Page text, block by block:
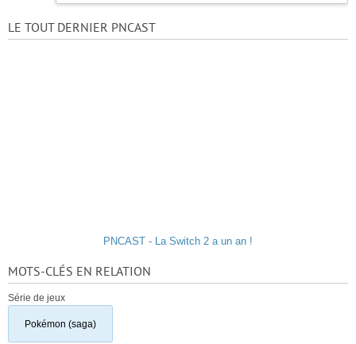
LE TOUT DERNIER PNCAST
PNCAST - La Switch 2 a un an !
MOTS-CLÉS EN RELATION
Série de jeux
Pokémon (saga)